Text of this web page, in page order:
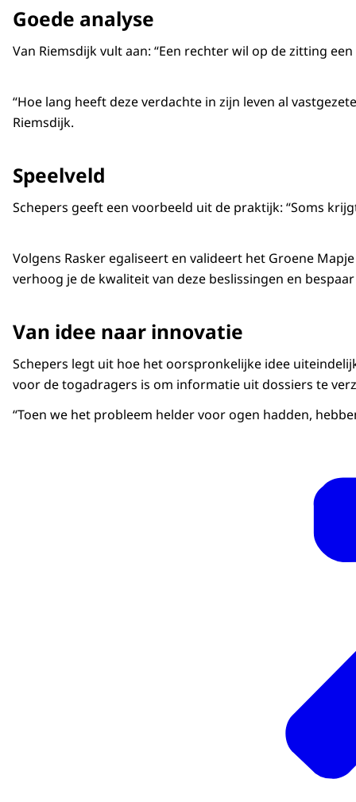
Goede analyse
Van Riemsdijk vult aan: “Een rechter wil op de zitting
“Hoe lang heeft deze verdachte in zijn leven al
Riemsdijk.
Speelveld
Schepers geeft een voorbeeld uit de praktijk: “Soms
Volgens Rasker egaliseert en valideert het Groene
verhoog je de kwaliteit van deze beslissingen en
Van idee naar innovatie
Schepers legt uit hoe het oorspronkelijke idee
voor de togadragers is om informatie uit dossiers te
“Toen we het probleem helder voor ogen hadden,